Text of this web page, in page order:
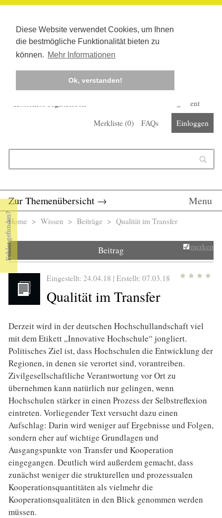
Diese Website verwendet Cookies, um Ihnen
die bestmögliche Funktionalität bieten zu
können. Mehr Informationen
Ok, verstanden!
Kostenlos registrieren
Corona-Management
Merkliste (0) FAQs Einloggen
Zur Themenübersicht → Menu
Sie sind hier
Home > Wissen > Beiträge > Qualität im Transfer
Beitrag merken
Eingestellt: 24.04.18 | Erstellt: 07.03.18
Qualität im Transfer
Derzeit wird in der deutschen Hochschullandschaft viel
mit dem Etikett „Innovative Hochschule“ jongliert.
Politisches Ziel ist, dass Hochschulen die Entwicklung der
Regionen, in denen sie verortet sind, vorantreiben.
Zivilgesellschaftliche Verantwortung vor Ort zu
übernehmen kann natürlich nur gelingen, wenn
Hochschulen stärker in einen Prozess der Selbstreflexion
eintreten. Vorliegender Text versucht dazu einen
Aufschlag: Darin wird weniger auf Ergebnisse und Folgen,
sondern eher auf wichtige Grundlagen und
Ausgangspunkte von Transfer und Kooperation
eingegangen. Deutlich wird außerdem gemacht, dass
zunächst weniger die strukturellen und prozessualen
Kooperationsquantitäten als vielmehr die
Kooperationsqualitäten in den Blick genommen werden
müssen.